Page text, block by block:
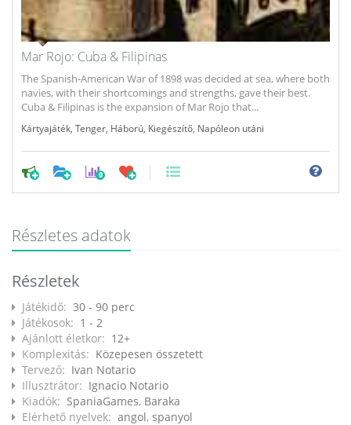
Mar Rojo: Cuba & Filipinas
The Spanish-American War of 1898 was decided at sea, where both
navies, with their shortcomings and strengths, gave their best.
Cuba & Filipinas is the expansion of Mar Rojo that...
Kártyajáték Tenger Háború Kiegészítő Napóleon utáni
0
Részletes adatok
Részletek
Játékidő: 30 - 90 perc
Játékosok: 1 - 2
Ajánlott életkor: 12+
Komplexitás: Közepesen összetett
Tervező: Ivan Notario
Illusztrátor: Ignacio Notario
Kiadók: SpaniaGames, Baraka
Elérhető nyelvek: angol, spanyol